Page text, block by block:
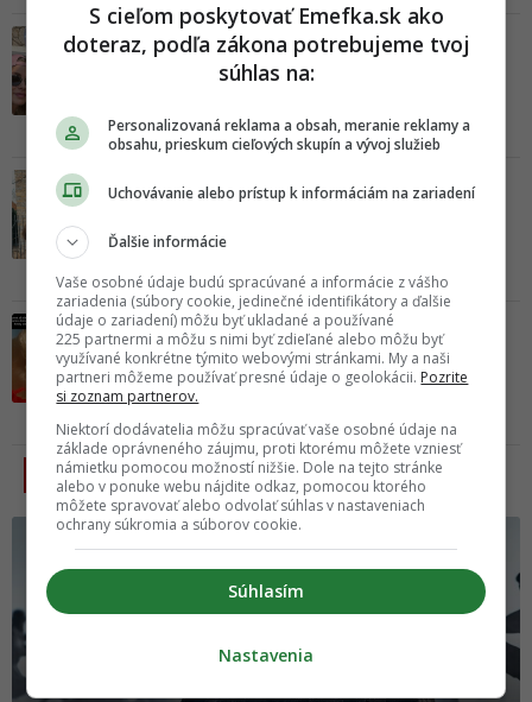
Gáboríkov škandál vo VIP zóne naberá
na obrátkach: Do drsnej kauzy nečakane
vstúpil aj multiotecko Boris Kollár
03.08.2026
Slovenská influencerka čelí ďalšiemu
škandálu. Z cudzích domov si robí
Včera 11:06
TOP 10 memes, ktoré vás bavili minulý
týždeň najviac #240
03.08.2026
PODOBNÉ
S cieľom poskytovať Emefka.sk ako
doteraz, podľa zákona potrebujeme tvoj
súhlas na:
Personalizovaná reklama a obsah, meranie reklamy a
obsahu, prieskum cieľových skupín a vývoj služieb
Uchovávanie alebo prístup k informáciám na zariadení
Ďalšie informácie
Vaše osobné údaje budú spracúvané a informácie z vášho
zariadenia (súbory cookie, jedinečné identifikátory a ďalšie
údaje o zariadení) môžu byť ukladané a používané
225 partnermi a môžu s nimi byť zdieľané alebo môžu byť
využívané konkrétne týmito webovými stránkami. My a naši
partneri môžeme používať presné údaje o geolokácii. Pozrite
si zoznam partnerov.
Niektorí dodávatelia môžu spracúvať vaše osobné údaje na
základe oprávneného záujmu, proti ktorému môžete vzniesť
námietku pomocou možností nižšie. Dole na tejto stránke
alebo v ponuke webu nájdite odkaz, pomocou ktorého
môžete spravovať alebo odvolať súhlas v nastaveniach
ochrany súkromia a súborov cookie.
Súhlasím
Nastavenia